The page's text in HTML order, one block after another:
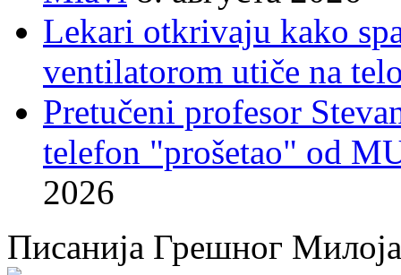
Lekari otkrivaju kako
ventilatorom utiče na
Pretučeni profesor
telefon "prošetao" od
2026
Писанија Грешног Милоја